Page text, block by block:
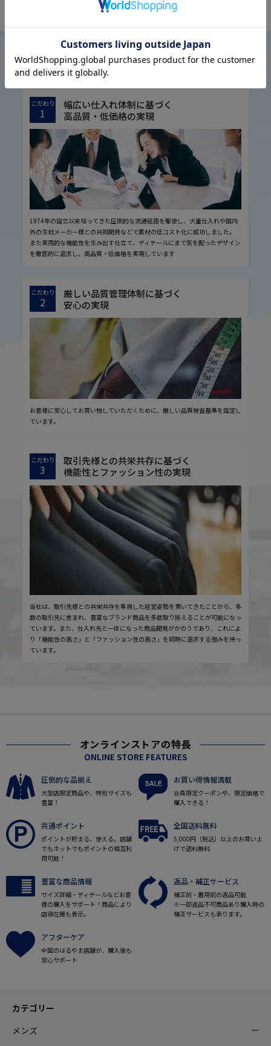
OFFICIAL SNS
はるやまについて
こだわり
1
幅広い仕入れ体制に基づく
高品質・低価格の実現
1974年の設立以来培ってきた圧倒的な流通経路を駆使し、大量仕入れや国内
外の生地メーカー様との共同開発などで素材の低コスト化に成功しました。
また実用的な機能性を生み出す仕立て、ディテールにまで気を配ったデザイン
を徹底的に追求し、高品質・低価格を実現しています
こだわり
2
厳しい品質管理体制に基づく
安心の実現
お客様に安心してお買い物していただくために、厳しい品質検査基準を設定し
ています。
こだわり
3
取引先様との共栄共存に基づく
機能性とファッション性の実現
当社は、取引先様との共栄共存を重視した経営姿勢を貫いてきたことから、多
数の取引先に恵まれ、豊富なブランド商品を多数取り揃えることが可能になっ
ています。また、仕入れ先と一体になった商品開発がかのうであり、これによ
り「機能性の高さ」と「ファッション性の高さ」を同時に追求する強みを持っ
ています。
オンラインストアの特長
ONLINE STORE FEATURES
圧倒的な品揃え
大型店限定商品や、特別サイズも
豊富！
お買い得情報満載
会員限定クーポンや、限定価格で
購入できる！
共通ポイント
ポイントが貯まる、使える。店舗
でもネットでもポイントの相互利
用可能！
全国送料無料
5,000円（税込）以上のお買い上
げで送料無料
豊富な商品情報
サイズ詳細・ディテールなどお客
様の購入をサポート！商品により
店頭在庫も表示。
返品・補正サービス
補正前・着用前の返品可能
※一部返品不可商品あり購入時の
補正サービスも承ります。
アフターケア
全国のはるやま店舗が、購入後も
安心サポート
カテゴリー
メンズ